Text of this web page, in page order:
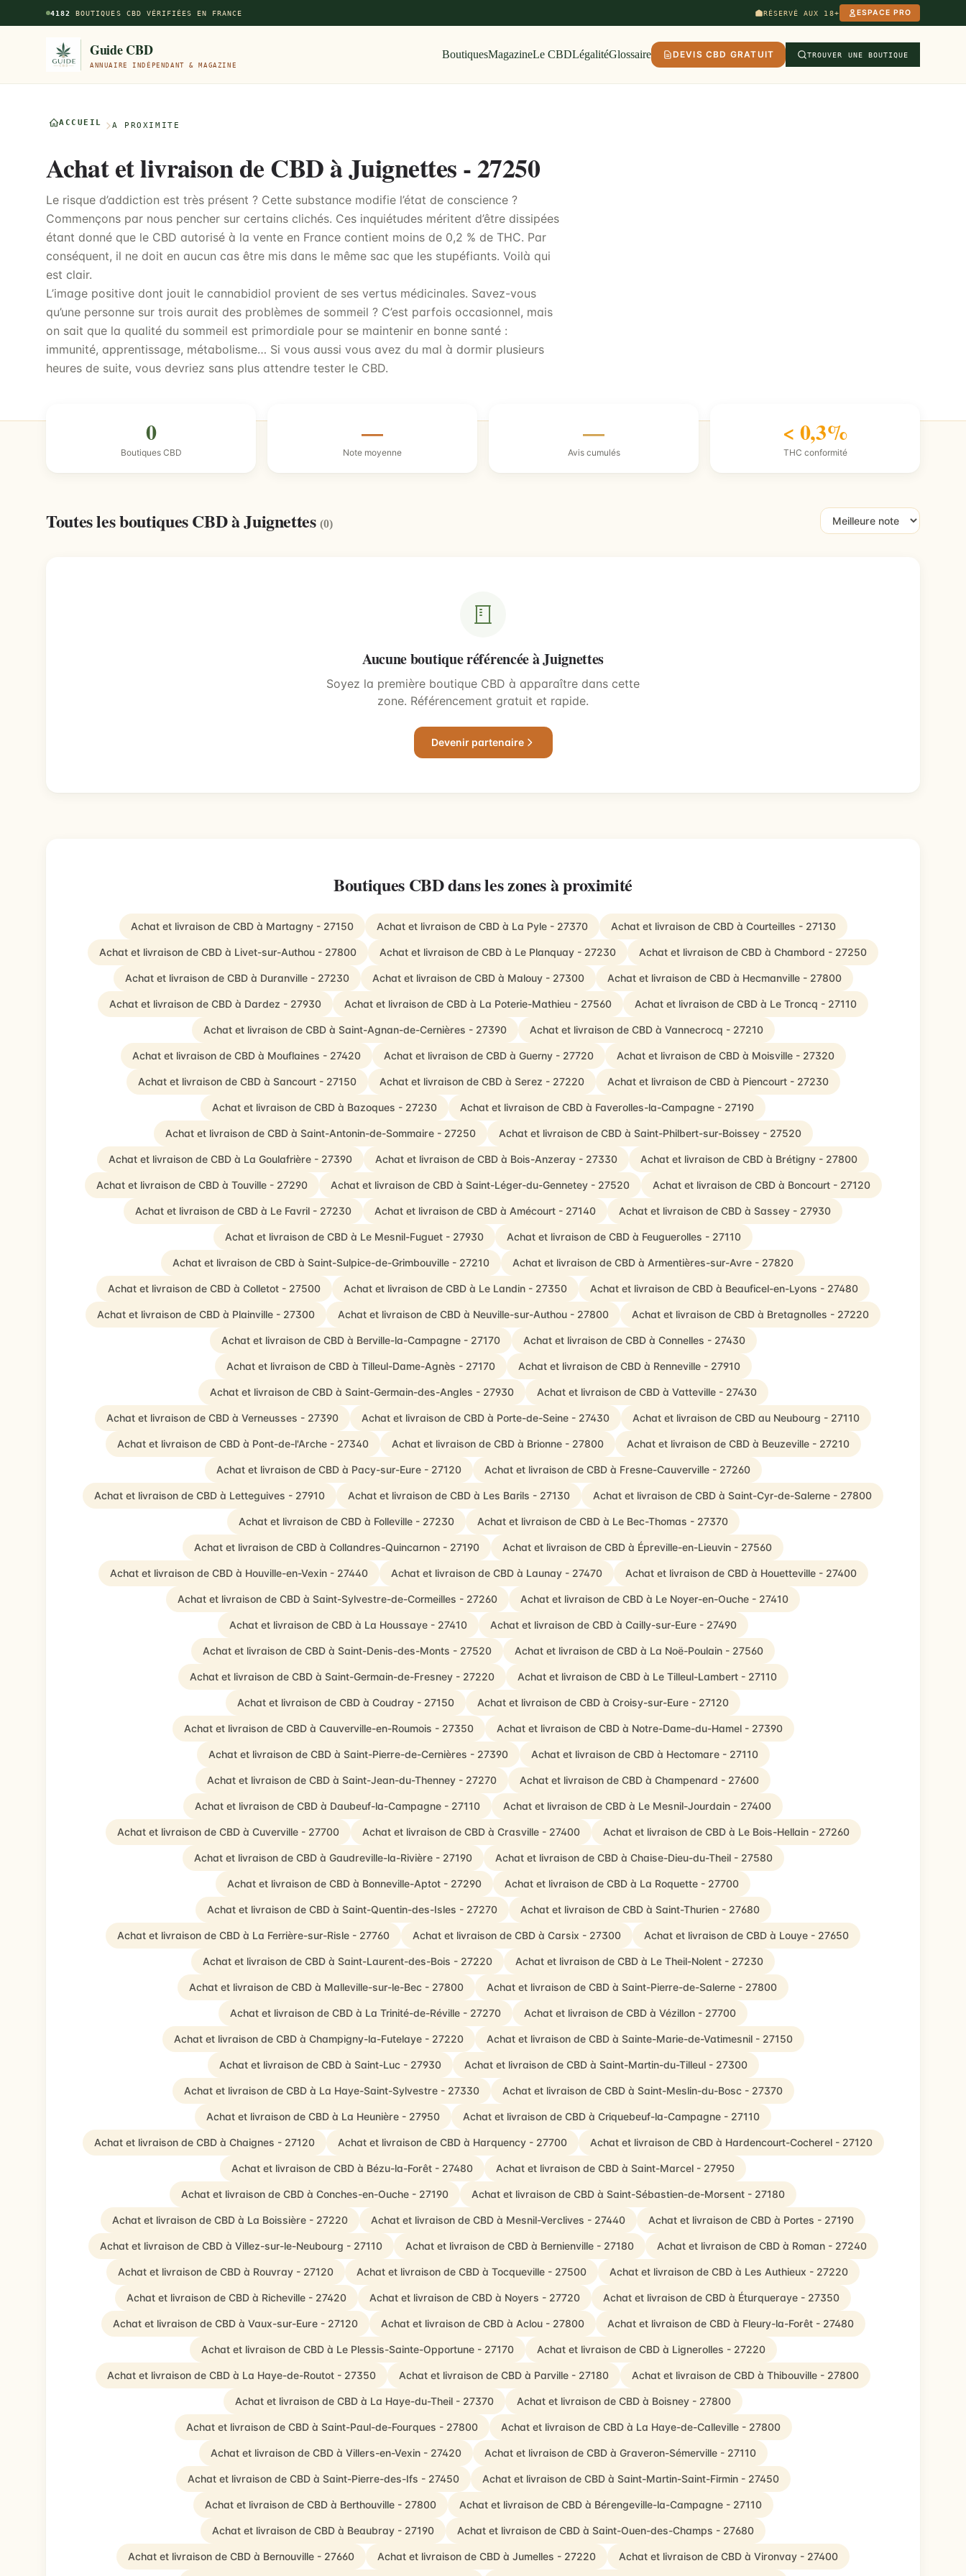
Aller au contenu principal
4182 BOUTIQUES CBD VÉRIFIÉES EN FRANCE RÉSERVÉ AUX 18+ ESPACE PRO
Guide CBD
ANNUAIRE INDÉPENDANT & MAGAZINE
BoutiquesMagazineLe CBDLégalitéGlossaire DEVIS CBD GRATUIT TROUVER UNE BOUTIQUE
ACCUEIL À PROXIMITÉ
Achat et livraison de CBD à Juignettes - 27250
Le risque d’addiction est très présent ? Cette substance modifie l’état de conscience ?
Commençons par nous pencher sur certains clichés. Ces inquiétudes méritent d’être dissipées
étant donné que le CBD autorisé à la vente en France contient moins de 0,2 % de THC. Par
conséquent, il ne doit en aucun cas être mis dans le même sac que les stupéfiants. Voilà qui
est clair.
L’image positive dont jouit le cannabidiol provient de ses vertus médicinales. Savez-vous
qu’une personne sur trois aurait des problèmes de sommeil ? C’est parfois occasionnel, mais
on sait que la qualité du sommeil est primordiale pour se maintenir en bonne santé :
immunité, apprentissage, métabolisme… Si vous aussi vous avez du mal à dormir plusieurs
heures de suite, vous devriez sans plus attendre tester le CBD.
0
Boutiques CBD
—
Note moyenne
—
Avis cumulés
< 0,3%
THC conformité
Toutes les boutiques CBD à Juignettes(0)
Aucune boutique référencée à Juignettes
Soyez la première boutique CBD à apparaître dans cette
zone. Référencement gratuit et rapide.
Devenir partenaire
Boutiques CBD dans les zones à proximité
Achat et livraison de CBD à Martagny - 27150 Achat et livraison de CBD à La Pyle - 27370 Achat et livraison de CBD à Courteilles - 27130
Achat et livraison de CBD à Livet-sur-Authou - 27800 Achat et livraison de CBD à Le Planquay - 27230 Achat et livraison de CBD à Chambord - 27250
Achat et livraison de CBD à Duranville - 27230 Achat et livraison de CBD à Malouy - 27300 Achat et livraison de CBD à Hecmanville - 27800
Achat et livraison de CBD à Dardez - 27930 Achat et livraison de CBD à La Poterie-Mathieu - 27560 Achat et livraison de CBD à Le Troncq - 27110
Achat et livraison de CBD à Saint-Agnan-de-Cernières - 27390 Achat et livraison de CBD à Vannecrocq - 27210
Achat et livraison de CBD à Mouflaines - 27420 Achat et livraison de CBD à Guerny - 27720 Achat et livraison de CBD à Moisville - 27320
Achat et livraison de CBD à Sancourt - 27150 Achat et livraison de CBD à Serez - 27220 Achat et livraison de CBD à Piencourt - 27230
Achat et livraison de CBD à Bazoques - 27230 Achat et livraison de CBD à Faverolles-la-Campagne - 27190
Achat et livraison de CBD à Saint-Antonin-de-Sommaire - 27250 Achat et livraison de CBD à Saint-Philbert-sur-Boissey - 27520
Achat et livraison de CBD à La Goulafrière - 27390 Achat et livraison de CBD à Bois-Anzeray - 27330 Achat et livraison de CBD à Brétigny - 27800
Achat et livraison de CBD à Touville - 27290 Achat et livraison de CBD à Saint-Léger-du-Gennetey - 27520 Achat et livraison de CBD à Boncourt - 27120
Achat et livraison de CBD à Le Favril - 27230 Achat et livraison de CBD à Amécourt - 27140 Achat et livraison de CBD à Sassey - 27930
Achat et livraison de CBD à Le Mesnil-Fuguet - 27930 Achat et livraison de CBD à Feuguerolles - 27110
Achat et livraison de CBD à Saint-Sulpice-de-Grimbouville - 27210 Achat et livraison de CBD à Armentières-sur-Avre - 27820
Achat et livraison de CBD à Colletot - 27500 Achat et livraison de CBD à Le Landin - 27350 Achat et livraison de CBD à Beauficel-en-Lyons - 27480
Achat et livraison de CBD à Plainville - 27300 Achat et livraison de CBD à Neuville-sur-Authou - 27800 Achat et livraison de CBD à Bretagnolles - 27220
Achat et livraison de CBD à Berville-la-Campagne - 27170 Achat et livraison de CBD à Connelles - 27430
Achat et livraison de CBD à Tilleul-Dame-Agnès - 27170 Achat et livraison de CBD à Renneville - 27910
Achat et livraison de CBD à Saint-Germain-des-Angles - 27930 Achat et livraison de CBD à Vatteville - 27430
Achat et livraison de CBD à Verneusses - 27390 Achat et livraison de CBD à Porte-de-Seine - 27430 Achat et livraison de CBD au Neubourg - 27110
Achat et livraison de CBD à Pont-de-l'Arche - 27340 Achat et livraison de CBD à Brionne - 27800 Achat et livraison de CBD à Beuzeville - 27210
Achat et livraison de CBD à Pacy-sur-Eure - 27120 Achat et livraison de CBD à Fresne-Cauverville - 27260
Achat et livraison de CBD à Letteguives - 27910 Achat et livraison de CBD à Les Barils - 27130 Achat et livraison de CBD à Saint-Cyr-de-Salerne - 27800
Achat et livraison de CBD à Folleville - 27230 Achat et livraison de CBD à Le Bec-Thomas - 27370
Achat et livraison de CBD à Collandres-Quincarnon - 27190 Achat et livraison de CBD à Épreville-en-Lieuvin - 27560
Achat et livraison de CBD à Houville-en-Vexin - 27440 Achat et livraison de CBD à Launay - 27470 Achat et livraison de CBD à Houetteville - 27400
Achat et livraison de CBD à Saint-Sylvestre-de-Cormeilles - 27260 Achat et livraison de CBD à Le Noyer-en-Ouche - 27410
Achat et livraison de CBD à La Houssaye - 27410 Achat et livraison de CBD à Cailly-sur-Eure - 27490
Achat et livraison de CBD à Saint-Denis-des-Monts - 27520 Achat et livraison de CBD à La Noë-Poulain - 27560
Achat et livraison de CBD à Saint-Germain-de-Fresney - 27220 Achat et livraison de CBD à Le Tilleul-Lambert - 27110
Achat et livraison de CBD à Coudray - 27150 Achat et livraison de CBD à Croisy-sur-Eure - 27120
Achat et livraison de CBD à Cauverville-en-Roumois - 27350 Achat et livraison de CBD à Notre-Dame-du-Hamel - 27390
Achat et livraison de CBD à Saint-Pierre-de-Cernières - 27390 Achat et livraison de CBD à Hectomare - 27110
Achat et livraison de CBD à Saint-Jean-du-Thenney - 27270 Achat et livraison de CBD à Champenard - 27600
Achat et livraison de CBD à Daubeuf-la-Campagne - 27110 Achat et livraison de CBD à Le Mesnil-Jourdain - 27400
Achat et livraison de CBD à Cuverville - 27700 Achat et livraison de CBD à Crasville - 27400 Achat et livraison de CBD à Le Bois-Hellain - 27260
Achat et livraison de CBD à Gaudreville-la-Rivière - 27190 Achat et livraison de CBD à Chaise-Dieu-du-Theil - 27580
Achat et livraison de CBD à Bonneville-Aptot - 27290 Achat et livraison de CBD à La Roquette - 27700
Achat et livraison de CBD à Saint-Quentin-des-Isles - 27270 Achat et livraison de CBD à Saint-Thurien - 27680
Achat et livraison de CBD à La Ferrière-sur-Risle - 27760 Achat et livraison de CBD à Carsix - 27300 Achat et livraison de CBD à Louye - 27650
Achat et livraison de CBD à Saint-Laurent-des-Bois - 27220 Achat et livraison de CBD à Le Theil-Nolent - 27230
Achat et livraison de CBD à Malleville-sur-le-Bec - 27800 Achat et livraison de CBD à Saint-Pierre-de-Salerne - 27800
Achat et livraison de CBD à La Trinité-de-Réville - 27270 Achat et livraison de CBD à Vézillon - 27700
Achat et livraison de CBD à Champigny-la-Futelaye - 27220 Achat et livraison de CBD à Sainte-Marie-de-Vatimesnil - 27150
Achat et livraison de CBD à Saint-Luc - 27930 Achat et livraison de CBD à Saint-Martin-du-Tilleul - 27300
Achat et livraison de CBD à La Haye-Saint-Sylvestre - 27330 Achat et livraison de CBD à Saint-Meslin-du-Bosc - 27370
Achat et livraison de CBD à La Heunière - 27950 Achat et livraison de CBD à Criquebeuf-la-Campagne - 27110
Achat et livraison de CBD à Chaignes - 27120 Achat et livraison de CBD à Harquency - 27700 Achat et livraison de CBD à Hardencourt-Cocherel - 27120
Achat et livraison de CBD à Bézu-la-Forêt - 27480 Achat et livraison de CBD à Saint-Marcel - 27950
Achat et livraison de CBD à Conches-en-Ouche - 27190 Achat et livraison de CBD à Saint-Sébastien-de-Morsent - 27180
Achat et livraison de CBD à La Boissière - 27220 Achat et livraison de CBD à Mesnil-Verclives - 27440 Achat et livraison de CBD à Portes - 27190
Achat et livraison de CBD à Villez-sur-le-Neubourg - 27110 Achat et livraison de CBD à Bernienville - 27180 Achat et livraison de CBD à Roman - 27240
Achat et livraison de CBD à Rouvray - 27120 Achat et livraison de CBD à Tocqueville - 27500 Achat et livraison de CBD à Les Authieux - 27220
Achat et livraison de CBD à Richeville - 27420 Achat et livraison de CBD à Noyers - 27720 Achat et livraison de CBD à Éturqueraye - 27350
Achat et livraison de CBD à Vaux-sur-Eure - 27120 Achat et livraison de CBD à Aclou - 27800 Achat et livraison de CBD à Fleury-la-Forêt - 27480
Achat et livraison de CBD à Le Plessis-Sainte-Opportune - 27170 Achat et livraison de CBD à Lignerolles - 27220
Achat et livraison de CBD à La Haye-de-Routot - 27350 Achat et livraison de CBD à Parville - 27180 Achat et livraison de CBD à Thibouville - 27800
Achat et livraison de CBD à La Haye-du-Theil - 27370 Achat et livraison de CBD à Boisney - 27800
Achat et livraison de CBD à Saint-Paul-de-Fourques - 27800 Achat et livraison de CBD à La Haye-de-Calleville - 27800
Achat et livraison de CBD à Villers-en-Vexin - 27420 Achat et livraison de CBD à Graveron-Sémerville - 27110
Achat et livraison de CBD à Saint-Pierre-des-Ifs - 27450 Achat et livraison de CBD à Saint-Martin-Saint-Firmin - 27450
Achat et livraison de CBD à Berthouville - 27800 Achat et livraison de CBD à Bérengeville-la-Campagne - 27110
Achat et livraison de CBD à Beaubray - 27190 Achat et livraison de CBD à Saint-Ouen-des-Champs - 27680
Achat et livraison de CBD à Bernouville - 27660 Achat et livraison de CBD à Jumelles - 27220 Achat et livraison de CBD à Vironvay - 27400